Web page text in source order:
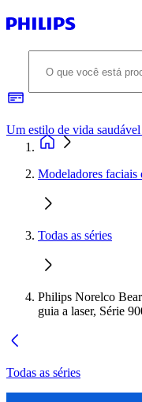
Modeladores faciais
Todas as séries
Philips Norelco
guia a laser, Série
Todas as séries